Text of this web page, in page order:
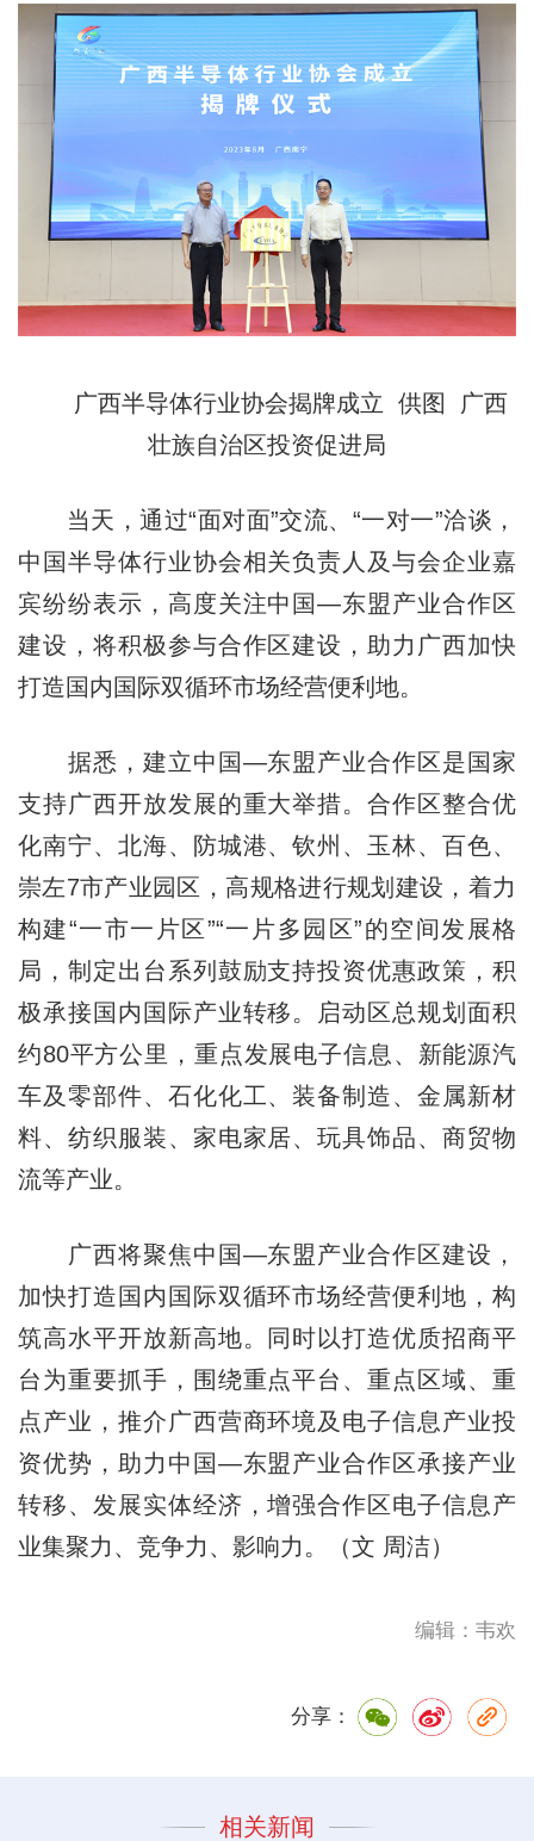
广西半导体行业协会揭牌成立 供图 广西
壮族自治区投资促进局
当天，通过“面对面”交流、“一对一”洽谈，
中国半导体行业协会相关负责人及与会企业嘉
宾纷纷表示，高度关注中国—东盟产业合作区
建设，将积极参与合作区建设，助力广西加快
打造国内国际双循环市场经营便利地。
据悉，建立中国—东盟产业合作区是国家
支持广西开放发展的重大举措。合作区整合优
化南宁、北海、防城港、钦州、玉林、百色、
崇左7市产业园区，高规格进行规划建设，着力
构建“一市一片区”“一片多园区”的空间发展格
局，制定出台系列鼓励支持投资优惠政策，积
极承接国内国际产业转移。启动区总规划面积
约80平方公里，重点发展电子信息、新能源汽
车及零部件、石化化工、装备制造、金属新材
料、纺织服装、家电家居、玩具饰品、商贸物
流等产业。
广西将聚焦中国—东盟产业合作区建设，
加快打造国内国际双循环市场经营便利地，构
筑高水平开放新高地。同时以打造优质招商平
台为重要抓手，围绕重点平台、重点区域、重
点产业，推介广西营商环境及电子信息产业投
资优势，助力中国—东盟产业合作区承接产业
转移、发展实体经济，增强合作区电子信息产
业集聚力、竞争力、影响力。（文 周洁）
编辑：韦欢
分享：
相关新闻